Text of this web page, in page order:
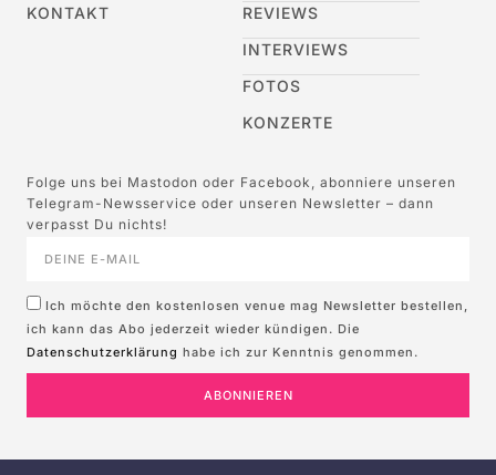
KONTAKT
REVIEWS
INTERVIEWS
FOTOS
KONZERTE
Folge uns bei Mastodon oder Facebook, abonniere unseren
Telegram-Newsservice oder unseren Newsletter – dann
verpasst Du nichts!
Ich möchte den kostenlosen venue mag Newsletter bestellen,
ich kann das Abo jederzeit wieder kündigen. Die
Datenschutzerklärung habe ich zur Kenntnis genommen.
ABONNIEREN